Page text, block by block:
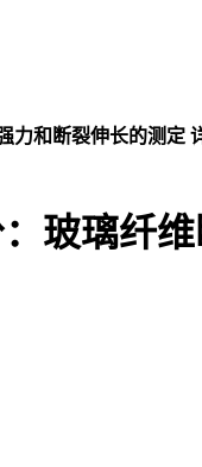
力和断裂伸长的测定
玻璃纤